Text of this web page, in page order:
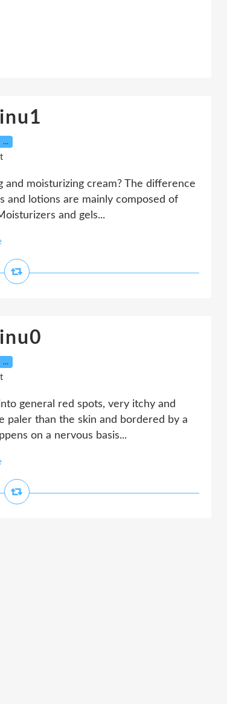
…
moisturizing cream? The difference
and lotions are mainly composed of
and gels...
…
general red spots, very itchy and
paler than the skin and bordered by a
on a nervous basis...